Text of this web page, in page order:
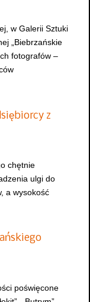
w Galerii Sztuki
„Biebrzańskie
fotografów –
z
chętnie
ulgi do
a wysokość
poświęcone